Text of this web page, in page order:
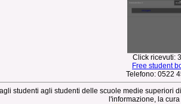
Click ricevuti:
Free student
Telefono: 0522
studenti agli studenti delle scuole medie superiori
l'informazione, la